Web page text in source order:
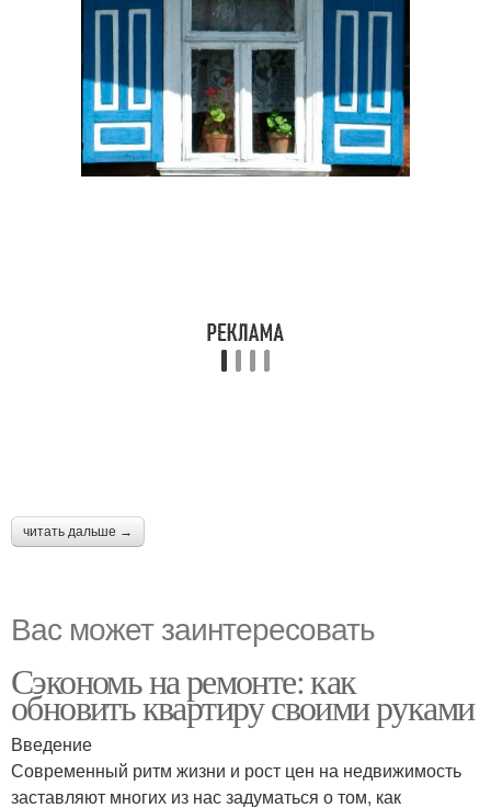
читать дальше →
Вас может заинтересовать
Сэкономь на ремонте: как
обновить квартиру своими руками
Введение
Современный ритм жизни и рост цен на недвижимость
заставляют многих из нас задуматься о том, как